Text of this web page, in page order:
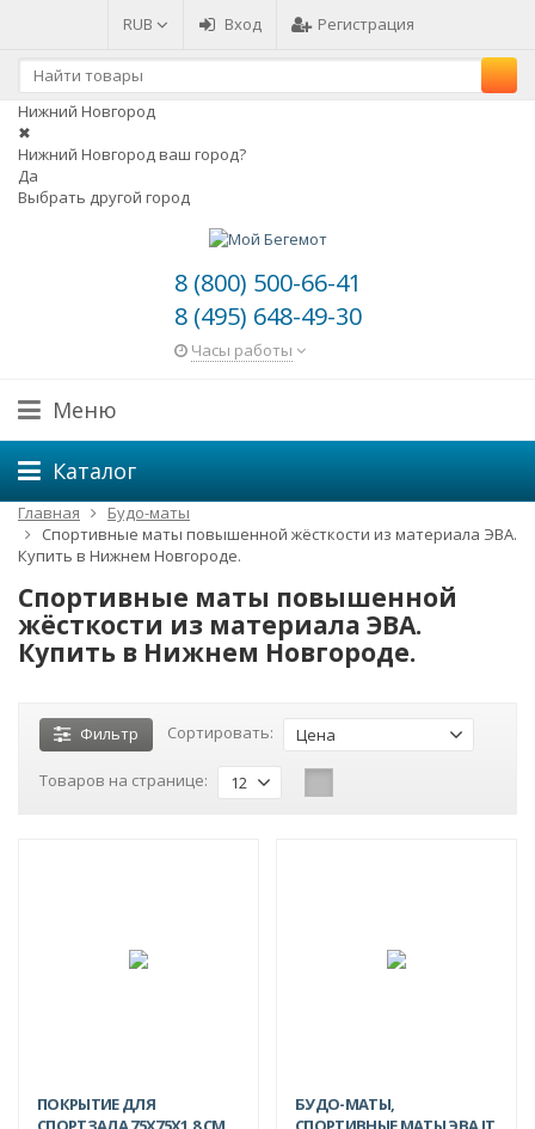
RUB Вход Регистрация
Нижний Новгород
✖
Нижний Новгород ваш город?
Да
Выбрать другой город
8 (800) 500-66-41
8 (495) 648-49-30
Часы работы
Меню
Каталог
Главная
Будо-маты
Спортивные маты повышенной жёсткости из материала ЭВА.
Купить в Нижнем Новгороде.
Спортивные маты повышенной
жёсткости из материала ЭВА.
Купить в Нижнем Новгороде.
Фильтр Сортировать: Цена
Товаров на странице: 12
ПОКРЫТИЕ ДЛЯ
БУДО-МАТЫ,